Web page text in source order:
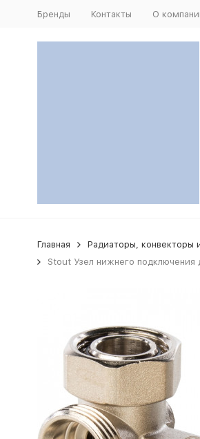
Бренды Контакты О
Главная Радиаторы, конвекторы
Stout Узел нижнего подключения